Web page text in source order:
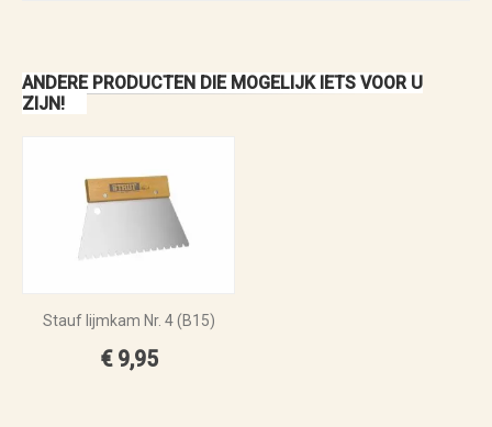
ANDERE PRODUCTEN DIE MOGELIJK IETS VOOR U
ZIJN!
Stauf lijmkam Nr. 4 (B15)
€ 9,95